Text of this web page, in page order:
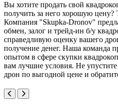
Вы хотите продать свой
получить за него хорошую цену?
Компания "Skupka-Dronov"
обмен, залог и трейд-ин б/у
справедливую оценку вашего
получение денег. Наша команда
опытом в сфере скупки
вам лучшие условия. Не
дрон по выгодной цене и